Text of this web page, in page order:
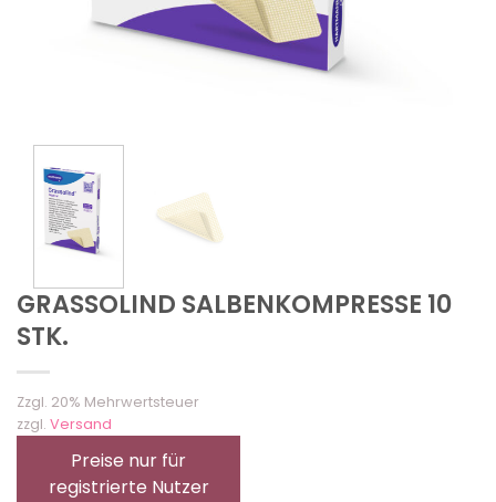
GRASSOLIND SALBENKOMPRESSE 10
STK.
Zzgl. 20% Mehrwertsteuer
zzgl. Versand
Preise nur für
registrierte Nutzer